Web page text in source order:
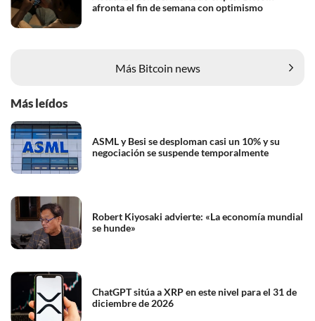
afronta el fin de semana con optimismo
Más Bitcoin news
Más leídos
ASML y Besi se desploman casi un 10% y su
negociación se suspende temporalmente
Robert Kiyosaki advierte: «La economía mundial
se hunde»
ChatGPT sitúa a XRP en este nivel para el 31 de
diciembre de 2026